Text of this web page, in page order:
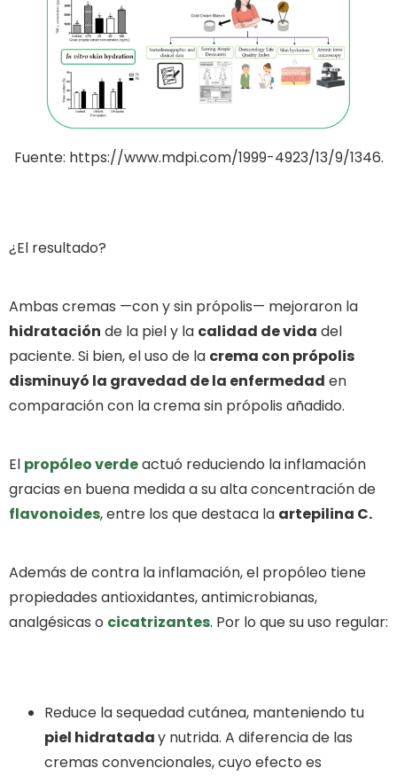
Fuente: https://www.mdpi.com/1999-4923/13/9/1346.
¿El resultado?
Ambas cremas —con y sin própolis— mejoraron la
hidratación de la piel y la calidad de vida del
paciente. Si bien, el uso de la crema con própolis
disminuyó la gravedad de la enfermedad en
comparación con la crema sin própolis añadido.
El propóleo verdeactuó reduciendo la inflamación
gracias en buena medida a su alta concentración de
flavonoides, entre los que destaca la artepilina C.
Además de contra la inflamación, el propóleo tiene
propiedades antioxidantes, antimicrobianas,
analgésicas o cicatrizantes. Por lo que su uso regular:
Reduce la sequedad cutánea, manteniendo tu
piel hidrataday nutrida. A diferencia de las
cremas convencionales, cuyo efecto es